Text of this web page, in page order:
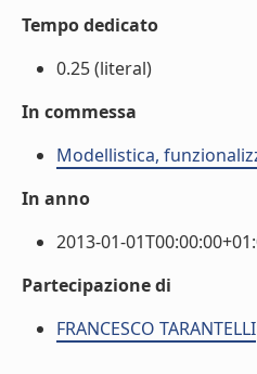
Tempo dedicato
0.25 (literal)
In commessa
Modellistica,
In anno
2013-01-
Partecipazione di
FRANCESCO TARANTELLI